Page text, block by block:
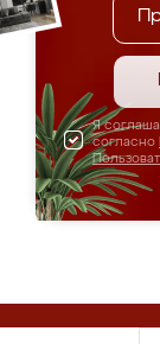
Я
согласно